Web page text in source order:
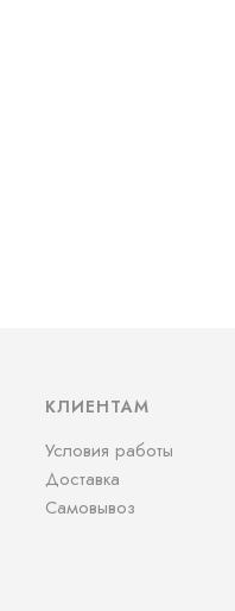
КЛИЕНТАМ
Условия работы
Доставка
Самовывоз